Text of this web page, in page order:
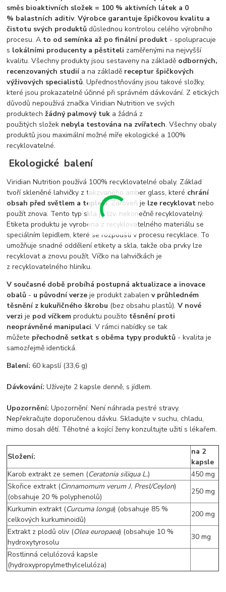
směs bioaktivních složek = 100 % aktivních látek a 0
% balastních aditiv.Výrobce garantuje špičkovou kvalitu a
čistotu svých produktůdůslednou kontrolou celého výrobního
procesu. A to od semínka až po finální produkt - spolupracuje
s lokálními producenty a pěstiteli zaměřenými na nejvyšší
kvalitu. Všechny produkty jsou sestaveny na základě odborných,
recenzovaných studiía na základě receptur špičkových
výživových specialistů. Upřednostňovány jsou takové složky,
které jsou prokazatelně účinné při správném dávkování. Z etických
důvodů nepoužívá značka Viridian Nutrition ve svých
produktechžádný palmový tuk a žádná z
použitých složek nebyla testována na zvířatech. Všechny obaly
produktů jsou maximální možné míře ekologické a 100%
recyklovatelné.
Ekologické balení
Viridian Nutrition používá 100% recyklovatelné obaly. Základ
tvoří skleněné lahvičky z takzvaného amber glass, které chrání
obsah před světlem a teplem. Zároveň je lze recyklovat nebo
použít znova. Tento typ skla je tzv. nekonečně recyklovatelný.
Etiketa produktu je vyrobena z recyklovatelného materiálu se
speciálním lepidlem, které se rozpouští v procesu recyklace. To
umožňuje snadné oddělení etikety a skla, takže oba prvky lze
recyklovat a znovu použít. Víčko na lahvičkách je
z recyklovatelného hliníku.
V současné době probíhá postupná aktualizace a inovace
obalů - u původní verze je produkt zabalenv průhledném
těsnění z kukuřičného škrobu (bez obsahu plastů).V nové
verzi je pod víčkem produktu použito těsnění proti
neoprávněné manipulaci. V rámci nabídky se tak
můžete přechodně setkat s oběma typy produktů - kvalita je
samozřejmě identická.
Balení:60 kapslí (33,6 g)
Dávkování:Užívejte 2 kapsle denně, s jídlem.
Upozornění:Upozornění: Není náhrada pestré stravy.
Nepřekračujte doporučenou dávku. Skladujte v suchu, chladu,
mimo dosah dětí. Těhotné a kojící ženy konzultujte užití s lékařem.
Složení:
na 2
kapsle
Karob extrakt ze semen (Ceratonia siliqua L.)
450 mg
Skořice extrakt (Cinnamomum verum J. Presl/Ceylon)
(obsahuje 20 % polyphenolů)
250 mg
Kurkumin extrakt (Curcuma longa) (obsahuje 85 %
celkových kurkuminoidů)
200 mg
Extrakt z plodů oliv (Olea europaea) (obsahuje 10 %
hydroxytyrosolu
30 mg
Rostlinná celulózová kapsle
(hydroxypropylmethylcelulóza)